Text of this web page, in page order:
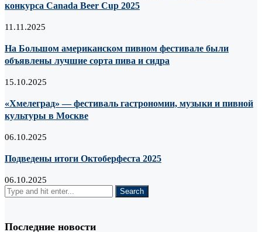
конкурса Canada Beer Cup 2025
11.11.2025
На Большом американском пивном фестивале были
объявлены лучшие сорта пива и сидра
15.10.2025
«Хмелеград» — фестиваль гастрономии, музыки и пивной
культуры в Москве
06.10.2025
Подведены итоги Октоберфеста 2025
06.10.2025
Последние новости